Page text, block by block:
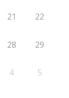
21 22
28 29
4 5